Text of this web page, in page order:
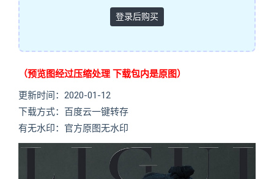
登录后购买
（预览图经过压缩处理 下载包内是原图）
更新时间：2020-01-12
下载方式：百度云一键转存
有无水印：官方原图无水印